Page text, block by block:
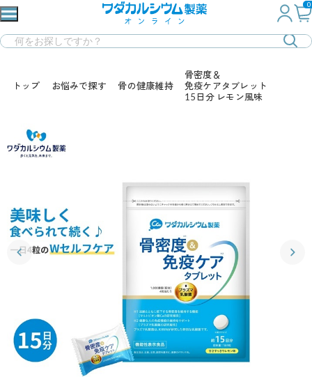
0
トップ お悩みで探す 骨の健康維持
骨密度＆
免疫ケアタブレット
15日分 レモン風味